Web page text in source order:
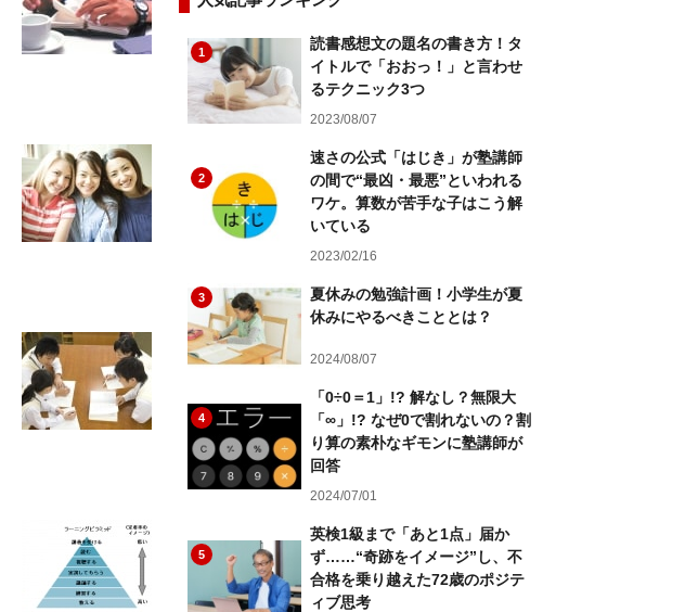
1
読書感想文の題名の書き方！タ
イトルで「おおっ！」と言わせ
るテクニック3つ
2023/08/07
2
速さの公式「はじき」が塾講師
の間で“最凶・最悪”といわれる
ワケ。算数が苦手な子はこう解
いている
2023/02/16
3
夏休みの勉強計画！小学生が夏
休みにやるべきこととは？
2024/08/07
4
「0÷0＝1」!? 解なし？無限大
「∞」!? なぜ0で割れないの？割
り算の素朴なギモンに塾講師が
回答
2024/07/01
5
英検1級まで「あと1点」届か
ず……“奇跡をイメージ”し、不
合格を乗り越えた72歳のポジテ
ィブ思考